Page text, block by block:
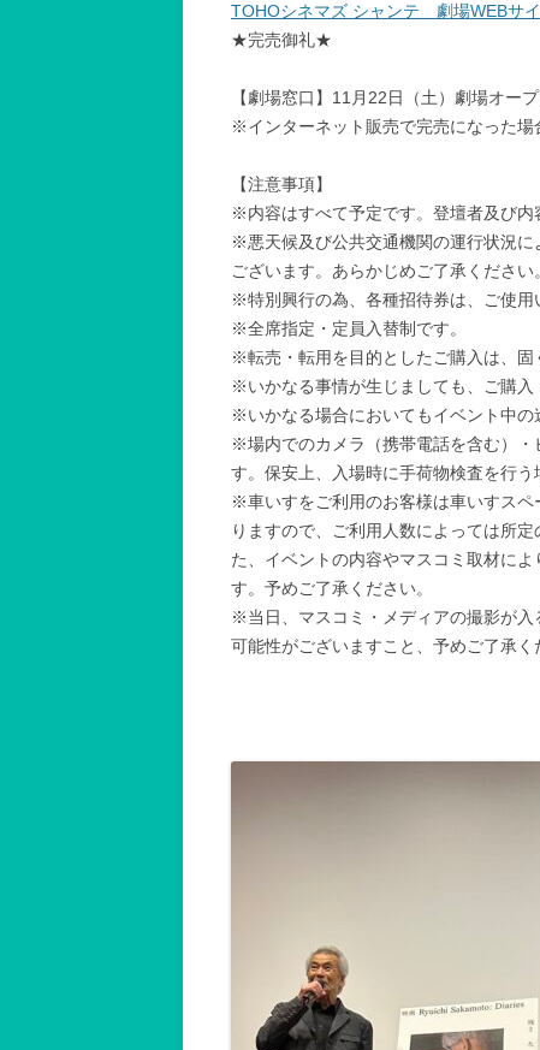
TOHOシネマズ シャンテ 劇場WEBサ
★完売御礼★
【劇場窓口】11月22日（土）劇場オー
※インターネット販売で完売になった
【注意事項】
※内容はすべて予定です。登壇者及び内
※悪天候及び公共交通機関の運行状況
ございます。あらかじめご了承ください。
※特別興行の為、各種招待券は、ご使用
※全席指定・定員入替制です。
※転売・転用を目的としたご購入は、固
※いかなる事情が生じましても、ご購入
※いかなる場合においてもイベント中の
※場内でのカメラ（携帯電話を含む）・
す。保安上、入場時に手荷物検査を行う
※車いすをご利用のお客様は車いすス
りますので、ご利用人数によっては所
た、イベントの内容やマスコミ取材に
す。予めご了承ください。
※当日、マスコミ・メディアの撮影が
可能性がございますこと、予めご了承く